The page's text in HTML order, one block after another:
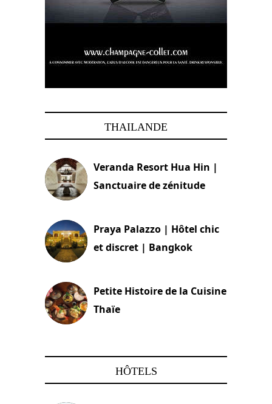
THAILANDE
Veranda Resort Hua Hin |
Sanctuaire de zénitude
Praya Palazzo | Hôtel chic
et discret | Bangkok
Petite Histoire de la Cuisine
Thaïe
HÔTELS